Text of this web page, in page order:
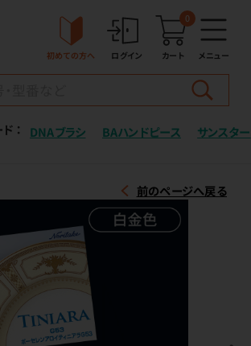
初めての方へ ログイン カート
0
メニュー
： DNAブラシ BAハンドピース サンスター
前のページへ戻る